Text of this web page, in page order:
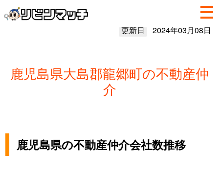
更新日 2024年03月08日
鹿児島県大島郡龍郷町の不動産仲
介
鹿児島県の不動産仲介会社数推移